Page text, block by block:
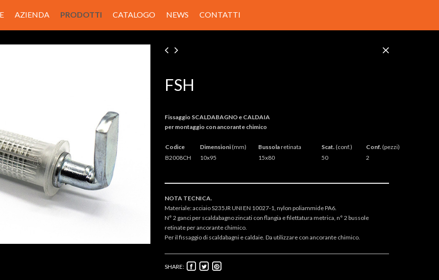
AZIENDA PRODOTTI CATALOGO NEWS CONTATTI
FSH
Fissaggio SCALDABAGNO e CALDAIA
per montaggio con ancorante chimico
Codice Dimensioni(mm) Bussolaretinata Scat.(conf.) Conf.(pezzi)
B2008CH
10x95 15x80 50 2
NOTA TECNICA.
Materiale: acciaio S235JR UNI EN 10027-1, nylon poliammide PA6.
N° 2 ganci per scaldabagno zincati con flangia e filettatura metrica, n° 2 bussole
retinate per ancorante chimico.
Per il fissaggio di scaldabagni e caldaie. Da utilizzare con ancorante chimico.
SHARE: